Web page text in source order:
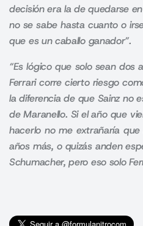
decisión era la de quedarse
no se sabe hasta cuanto o
que es un caballo ganador”.
“Es lógico que solo sean dos
Ferrari corre cierto riesgo
la diferencia de que Sainz no
de Maranello. Si el año que
hacerlo no me extrañaría
años más, o quizás anden
Schumacher, pero eso solo